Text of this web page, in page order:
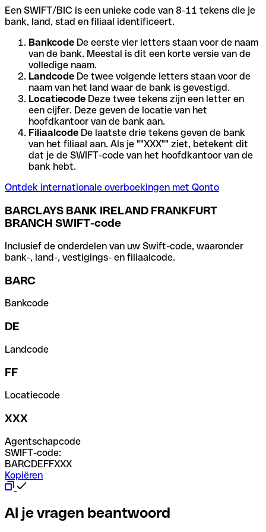
Een SWIFT/BIC is een unieke code van 8-11 tekens die je
bank, land, stad en filiaal identificeert.
Bankcode De eerste vier letters staan voor de naam
van de bank. Meestal is dit een korte versie van de
volledige naam.
Landcode De twee volgende letters staan voor de
naam van het land waar de bank is gevestigd.
Locatiecode Deze twee tekens zijn een letter en
een cijfer. Deze geven de locatie van het
hoofdkantoor van de bank aan.
Filiaalcode De laatste drie tekens geven de bank
van het filiaal aan. Als je ""XXX"" ziet, betekent dit
dat je de SWIFT-code van het hoofdkantoor van de
bank hebt.
Ontdek internationale overboekingen met Qonto
BARCLAYS BANK IRELAND FRANKFURT
BRANCH SWIFT-code
Inclusief de onderdelen van uw Swift-code, waaronder
bank-, land-, vestigings- en filiaalcode.
BARC
Bankcode
DE
Landcode
FF
Locatiecode
XXX
Agentschapcode
SWIFT-code:
BARCDEFFXXX
Kopiëren
Al je vragen beantwoord